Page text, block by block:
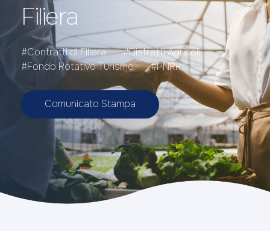
Filiera
#Contratti di Filiera
#Distretti Agricoli
#Fondo Rotativo Turismo
#PNRR
Comunicato Stampa